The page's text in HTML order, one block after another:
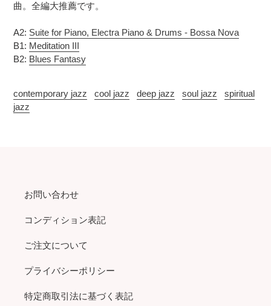
曲。全編大推薦です。
A2: Suite for Piano, Electra Piano & Drums - Bossa Nova
B1: Meditation III
B2: Blues Fantasy
contemporary jazz cool jazz deep jazz soul jazz
spiritual
jazz
お問い合わせ
コンディション表記
ご注文について
プライバシーポリシー
特定商取引法に基づく表記